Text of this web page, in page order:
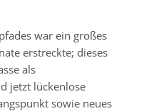
war ein großes
erstreckte; dieses
als
jetzt lückenlose
sowie neues